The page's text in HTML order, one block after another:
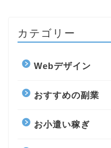
カテゴリー
Webデザイン
おすすめの副業
お小遣い稼ぎ